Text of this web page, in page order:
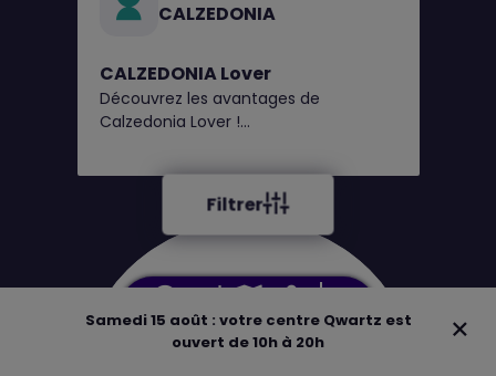
AdresseHorairesPlan Boutiques
Samedi 15 août : votre centre Qwartz est
ouvert de 10h à 20h
Filtrer
CALZEDONIA
CALZEDONIA Lover
Découvrez les avantages de
Calzedonia Lover !